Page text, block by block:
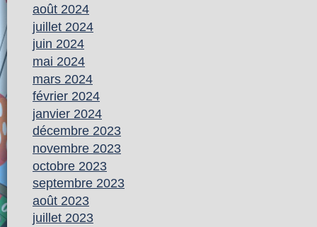
août 2024
juillet 2024
juin 2024
mai 2024
mars 2024
février 2024
janvier 2024
décembre 2023
novembre 2023
octobre 2023
septembre 2023
août 2023
juillet 2023